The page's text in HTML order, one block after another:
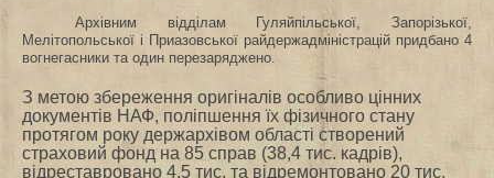
Архівним відділам Гуляйпільської, Запорізької,
Мелітопольської і Приазовської райдержадміністрацій придбано 4
вогнегасники та один перезаряджено.
З метою збереження оригіналів особливо цінних
документів НАФ, поліпшення їх фізичного стану
протягом року держархівом області створений
страховий фонд на 85 справ (38,4 тис. кадрів),
відреставровано 4,5 тис. та відремонтовано 20 тис.